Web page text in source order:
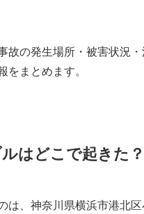
故の発生場所・被害状況
まとめます。
はどこで起きた？
は、神奈川県横浜市港北区